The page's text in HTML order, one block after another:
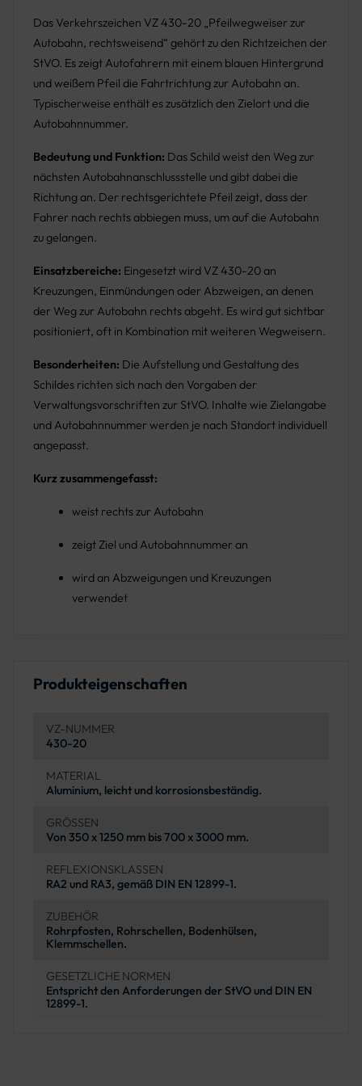
Das Verkehrszeichen VZ 430-20 „Pfeilwegweiser zur
Autobahn, rechtsweisend“ gehört zu den Richtzeichen der
StVO. Es zeigt Autofahrern mit einem blauen Hintergrund
und weißem Pfeil die Fahrtrichtung zur Autobahn an.
Typischerweise enthält es zusätzlich den Zielort und die
Autobahnnummer.
Bedeutung und Funktion: Das Schild weist den Weg zur
nächsten Autobahnanschlussstelle und gibt dabei die
Richtung an. Der rechtsgerichtete Pfeil zeigt, dass der
Fahrer nach rechts abbiegen muss, um auf die Autobahn
zu gelangen.
Einsatzbereiche: Eingesetzt wird VZ 430-20 an
Kreuzungen, Einmündungen oder Abzweigen, an denen
der Weg zur Autobahn rechts abgeht. Es wird gut sichtbar
positioniert, oft in Kombination mit weiteren Wegweisern.
Besonderheiten: Die Aufstellung und Gestaltung des
Schildes richten sich nach den Vorgaben der
Verwaltungsvorschriften zur StVO. Inhalte wie Zielangabe
und Autobahnnummer werden je nach Standort individuell
angepasst.
Kurz zusammengefasst:
weist rechts zur Autobahn
zeigt Ziel und Autobahnnummer an
wird an Abzweigungen und Kreuzungen
verwendet
Produkteigenschaften
VZ-NUMMER
430-20
MATERIAL
Aluminium, leicht und korrosionsbeständig.
GRÖSSEN
Von 350 x 1250 mm bis 700 x 3000 mm.
REFLEXIONSKLASSEN
RA2 und RA3, gemäß DIN EN 12899-1.
ZUBEHÖR
Rohrpfosten, Rohrschellen, Bodenhülsen,
Klemmschellen.
GESETZLICHE NORMEN
Entspricht den Anforderungen der StVO und DIN EN
12899-1.